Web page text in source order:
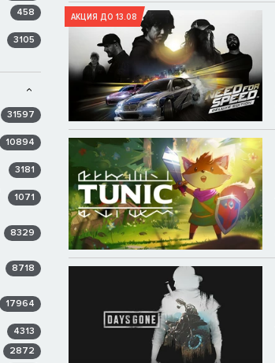
458
3105
31597
10894
3181
1071
8329
8718
17964
4313
2872
АКЦИЯ ДО 13.08